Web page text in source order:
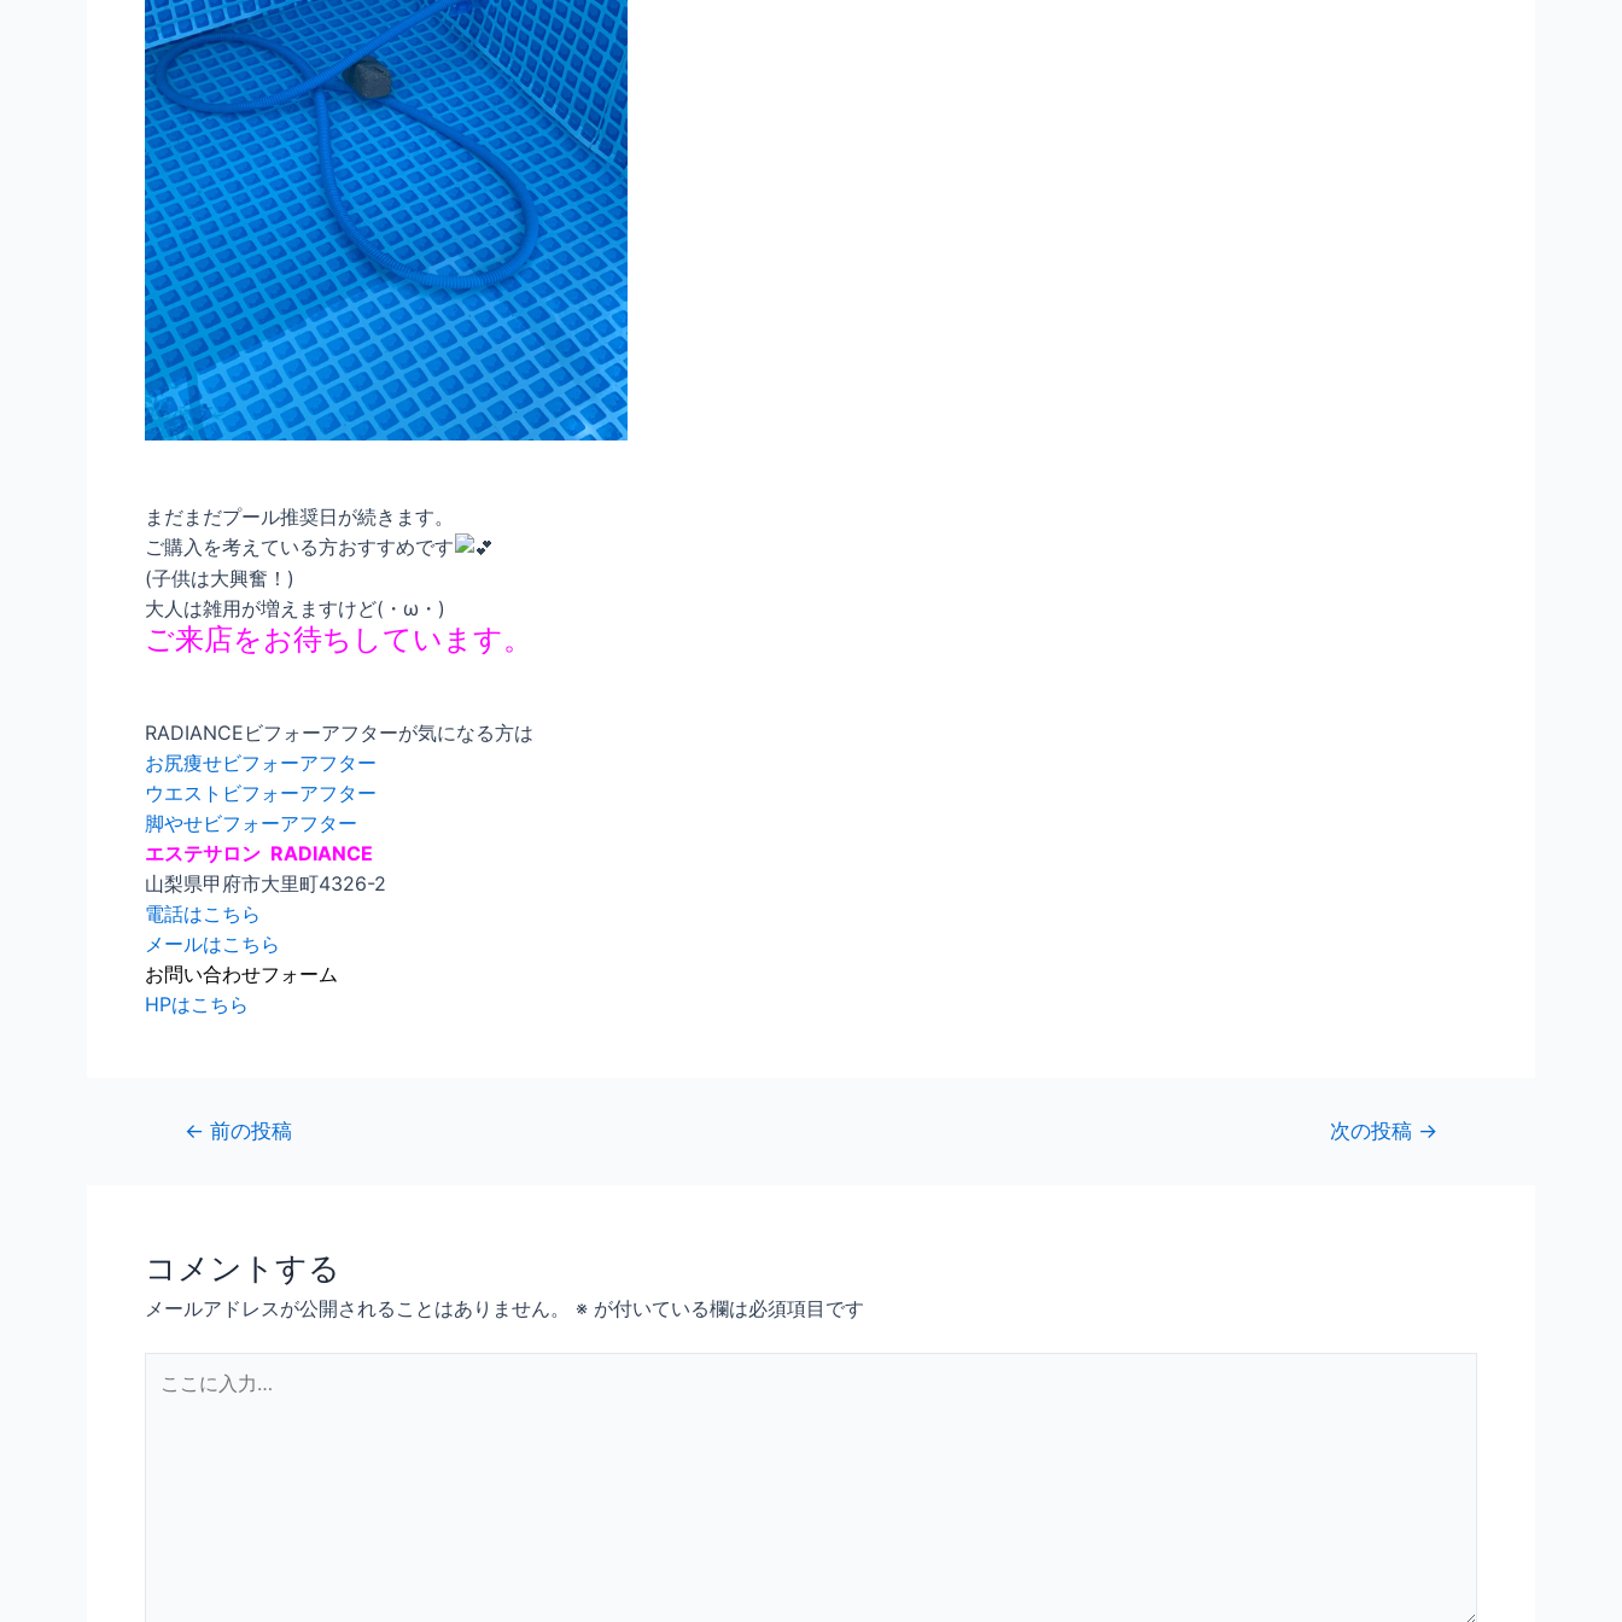
まだまだプール推奨日が続きます。
ご購入を考えている方おすすめです
(子供は大興奮！)
大人は雑用が増えますけど(・ω・)
ご来店をお待ちしています。
RADIANCEビフォーアフターが気になる方は
お尻痩せビフォーアフター
ウエストビフォーアフター
脚やせビフォーアフター
エステサロン RADIANCE
山梨県甲府市大里町4326-2
電話はこちら
メールはこちら
お問い合わせフォーム
HPはこちら
← 前の投稿 次の投稿 →
コメントする
メールアドレスが公開されることはありません。 ※ が付いている欄は必須項目です